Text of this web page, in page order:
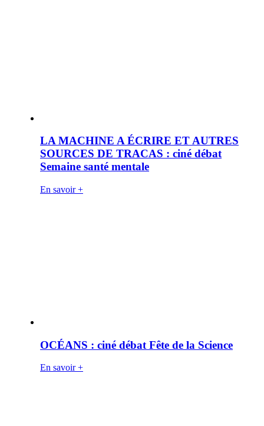
LA MACHINE A ÉCRIRE ET AUTRES
SOURCES DE TRACAS : ciné débat
Semaine santé mentale
En savoir +
OCÉANS : ciné débat Fête de la Science
En savoir +